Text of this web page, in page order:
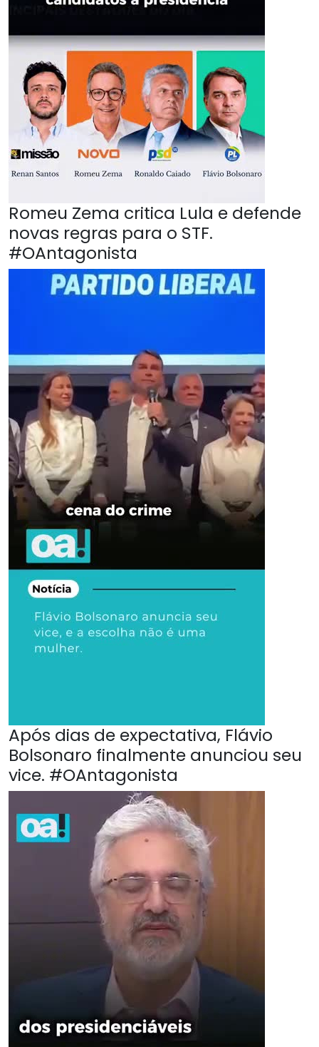
Romeu Zema critica Lula e defende
novas regras para o STF.
#OAntagonista
Após dias de expectativa, Flávio
Bolsonaro finalmente anunciou seu
vice. #OAntagonista